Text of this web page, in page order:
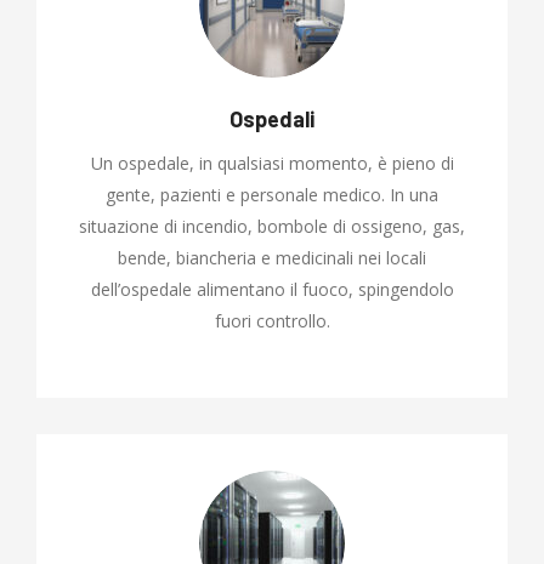
Ospedali
Un ospedale, in qualsiasi momento, è pieno di
gente, pazienti e personale medico. In una
situazione di incendio, bombole di ossigeno, gas,
bende, biancheria e medicinali nei locali
dell’ospedale alimentano il fuoco, spingendolo
fuori controllo.